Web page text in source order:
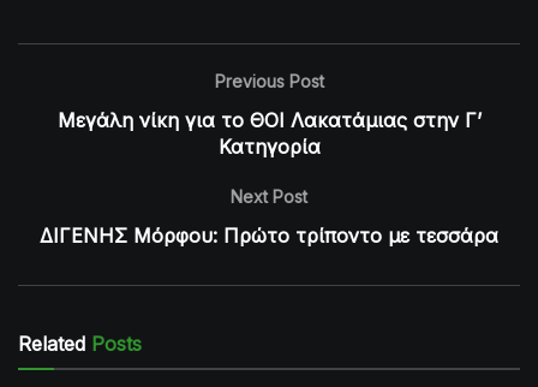
Previous Post
Μεγάλη νίκη για το ΘΟΙ Λακατάμιας στην Γ’
Κατηγορία
Next Post
ΔΙΓΕΝΗΣ Μόρφου: Πρώτο τρίποντο με τεσσάρα
Related Posts